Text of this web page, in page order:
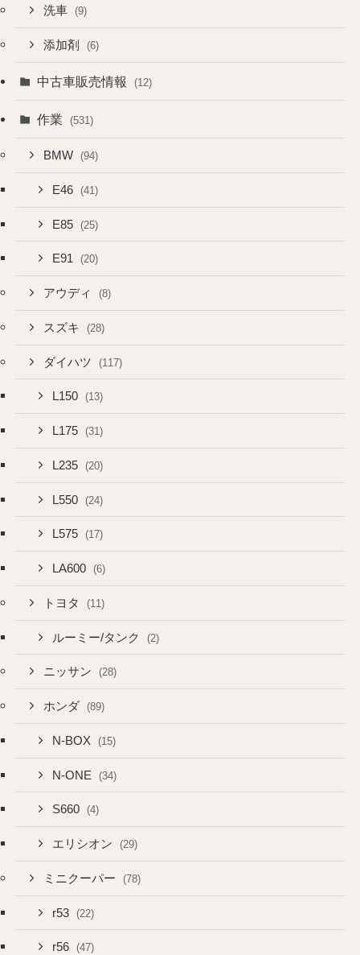
洗車 (9)
添加剤 (6)
中古車販売情報 (12)
作業 (531)
BMW (94)
E46 (41)
E85 (25)
E91 (20)
アウディ (8)
スズキ (28)
ダイハツ (117)
L150 (13)
L175 (31)
L235 (20)
L550 (24)
L575 (17)
LA600 (6)
トヨタ (11)
ルーミー/タンク (2)
ニッサン (28)
ホンダ (89)
N-BOX (15)
N-ONE (34)
S660 (4)
エリシオン (29)
ミニクーパー (78)
r53 (22)
r56 (47)